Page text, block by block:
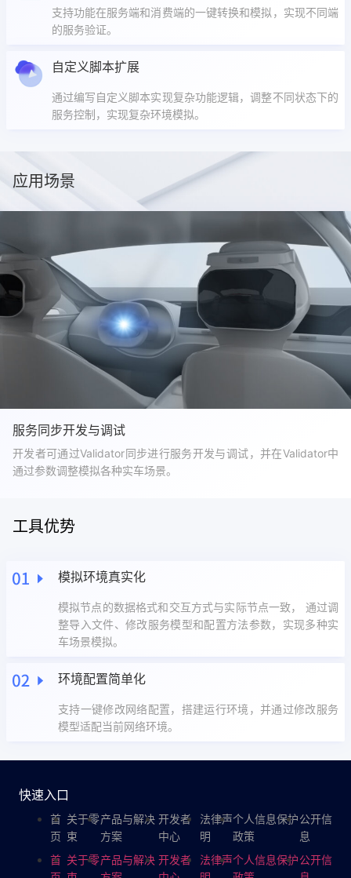
支持功能在服务端和消费端的一键转换和模拟，实现不同端
的服务验证。
自定义脚本扩展
通过编写自定义脚本实现复杂功能逻辑，调整不同状态下的
服务控制，实现复杂环境模拟。
应用场景
服务同步开发与调试
开发者可通过Validator同步进行服务开发与调试，并在Validator中
通过参数调整模拟各种实车场景。
工具优势
模拟环境真实化
模拟节点的数据格式和交互方式与实际节点一致， 通过调
整导入文件、修改服务模型和配置方法参数，实现多种实
车场景模拟。
环境配置简单化
支持一键修改网络配置，搭建运行环境，并通过修改服务
模型适配当前网络环境。
快速入口
首
页
关于零
束
产品与解决
方案
开发者
中心
法律声
明
个人信息保护
政策
公开信
息
首 关于零产品与解决 开发者
法律声个人信息保护公开信